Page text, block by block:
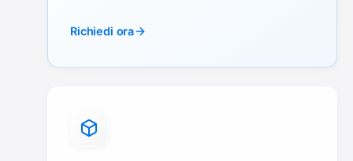
Richiedi ora